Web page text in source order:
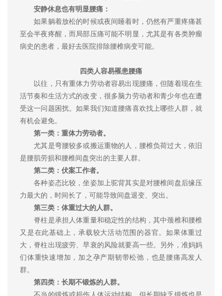
安静休息也有明显腰痛：
如果躺着放松的时候或夜间睡着时，仍然有严重疼痛甚
至会半夜疼醒，而局部压痛可能不明显，尤其是有各类肿瘤
病史的患者，最好去医院排除腰椎病变可能。
四类人容易罹患腰痛
以往，只有重体力劳动者容易出现腰痛，但随着现在生
活节奏和生活方式的改变，很多脑力劳动者和青少年也在遭
受这一问题困扰。如果我们知道腰痛喜欢找上哪些人群，就
有机会避免。
第一类：重体力劳动者。
尤其是弯腰较多或搬运重物的人，腰椎负荷过大，依旧
是腰肌劳损和腰椎间盘突出的主要人群。
第二类：伏案工作者。
各种姿态比较，坐姿加上驼背其实是对腰椎间盘后缘压
力最大的，时间长了，可能导致间盘退变、突出。
第三类：体重过大的人群。
脊柱是承担人体重量和稳定性的结构，其中颈椎和腰椎
又是在此基础上，承载较大活动范围的器官。如果体重过
大，脊柱出现疲劳、早衰的风险就要高一些。另外，准妈妈
们体重快速增加，加之孕产期韧带松弛，也是腰痛高发人
群。
第四类：长期不锻炼的人群。